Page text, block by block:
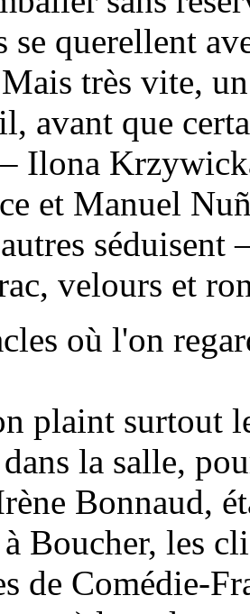
se querellent
très vite,
avant que
Ilona
et Manuel
séduisent
velours et
où l'on
plaint surtout
la salle,
Bonnaud,
Boucher, les
de Comédie-